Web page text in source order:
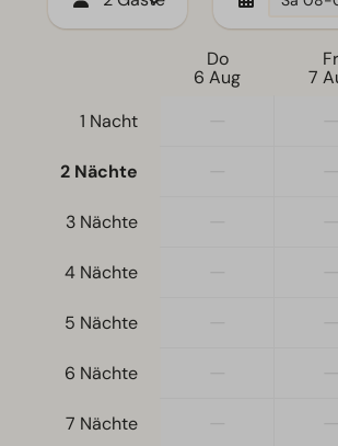
Do
6 Aug
Fr
7
1 Nacht
2 Nächte
3 Nächte
4 Nächte
5 Nächte
6 Nächte
7 Nächte